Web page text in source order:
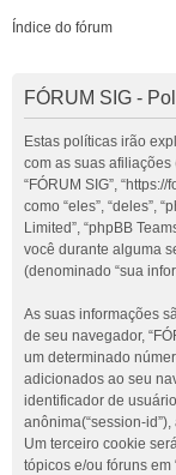
Índice do fórum
FÓRUM SIG -
Estas políticas irão
com as suas afiliações
“FÓRUM SIG”,
como “eles”, “deles”,
Limited”, “phpBB
você durante alguma
(denominado “sua
As suas informações
de seu navegador,
um determinado
adicionados ao seu
identificador de
anônima(“session-
Um terceiro cookie
tópicos e/ou fóruns em